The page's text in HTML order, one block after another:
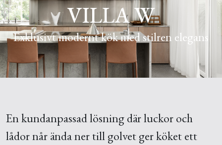
VILLA W
Exklusivt modernt kök med stilren elegans
En kundanpassad lösning där luckor och
lådor når ända ner till golvet ger köket ett